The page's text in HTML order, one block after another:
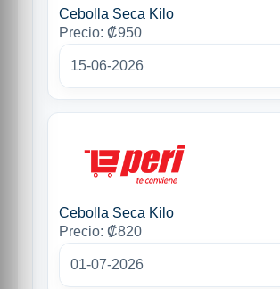
Cebolla Seca Kilo
Precio: ₡950
15-06-2026
Cebolla Seca Kilo
Precio: ₡820
01-07-2026